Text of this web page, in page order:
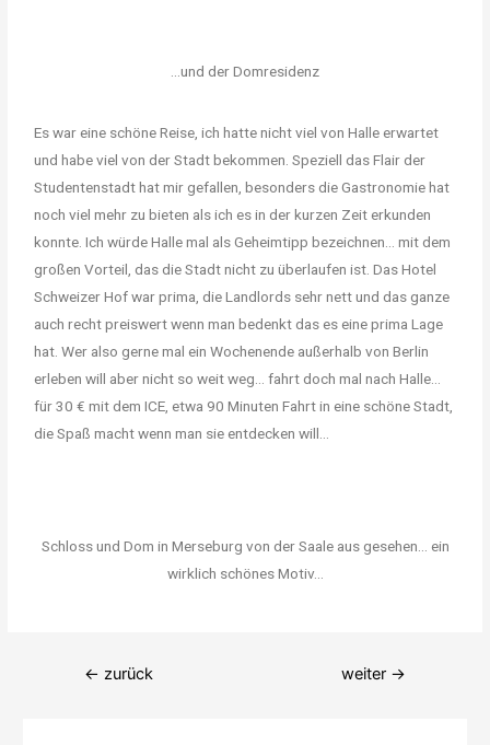
...und der Domresidenz
Es war eine schöne Reise, ich hatte nicht viel von Halle erwartet
und habe viel von der Stadt bekommen. Speziell das Flair der
Studentenstadt hat mir gefallen, besonders die Gastronomie hat
noch viel mehr zu bieten als ich es in der kurzen Zeit erkunden
konnte. Ich würde Halle mal als Geheimtipp bezeichnen… mit dem
großen Vorteil, das die Stadt nicht zu überlaufen ist. Das Hotel
Schweizer Hof war prima, die Landlords sehr nett und das ganze
auch recht preiswert wenn man bedenkt das es eine prima Lage
hat. Wer also gerne mal ein Wochenende außerhalb von Berlin
erleben will aber nicht so weit weg… fahrt doch mal nach Halle…
für 30 € mit dem ICE, etwa 90 Minuten Fahrt in eine schöne Stadt,
die Spaß macht wenn man sie entdecken will…
Schloss und Dom in Merseburg von der Saale aus gesehen... ein
wirklich schönes Motiv...
← zurück weiter →